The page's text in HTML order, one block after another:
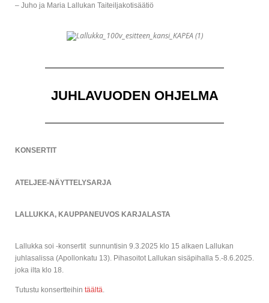
– Juho ja Maria Lallukan Taiteiljakotisäätiö
JUHLAVUODEN OHJELMA
KONSERTIT
ATELJEE-NÄYTTELYSARJA
LALLUKKA, KAUPPANEUVOS KARJALASTA
Lallukka soi -konsertit sunnuntisin 9.3.2025 klo 15 alkaen Lallukan
juhlasalissa (Apollonkatu 13). Pihasoitot Lallukan sisäpihalla 5.-8.6.2025.
joka ilta klo 18.
Tutustu konsertteihin täältä.